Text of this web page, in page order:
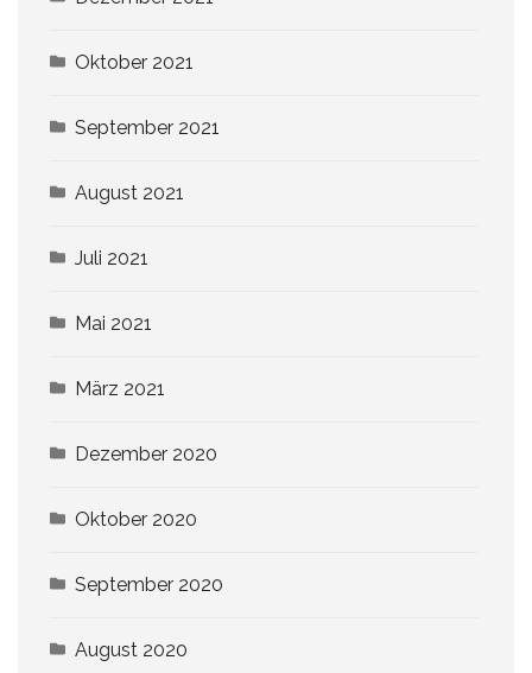
Oktober 2021
September 2021
August 2021
Juli 2021
Mai 2021
März 2021
Dezember 2020
Oktober 2020
September 2020
August 2020